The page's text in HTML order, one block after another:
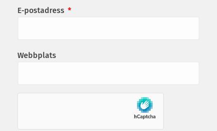
E-postadress *
Webbplats